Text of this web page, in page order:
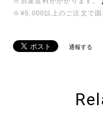
※¥5,000以上のご注文で国
通報する